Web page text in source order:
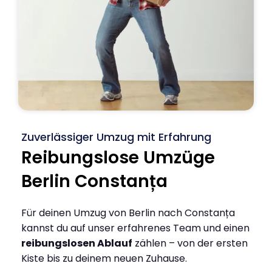
Zuverlässiger Umzug mit Erfahrung
Reibungslose Umzüge
Berlin Constanța
Für deinen Umzug von Berlin nach Constanța
kannst du auf unser erfahrenes Team und einen
reibungslosen Ablauf zählen – von der ersten
Kiste bis zu deinem neuen Zuhause.